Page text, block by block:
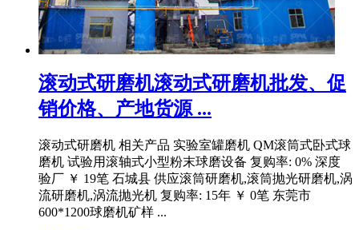
滚动式研磨机滚动式研磨机批发、促
销价格、产地货源 ...
滚动式研磨机 相关产品 实验室罐磨机 QM滚筒式卧式球
磨机 试验用滚轴式小型粉末球磨设备 复购率: 0% 深度
验厂 ￥ 19笔 石城县 供应滚筒研磨机,滚筒抛光研磨机,涡
流研磨机,涡流抛光机 复购率: 15年 ￥ 0笔 东莞市
600*1200球磨机矿样 ...